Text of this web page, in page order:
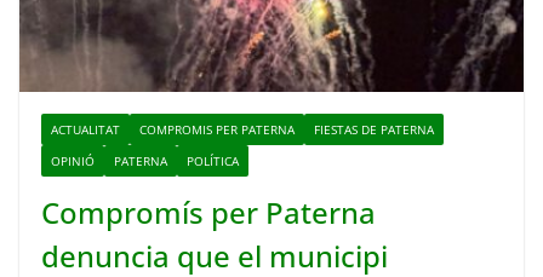
ACTUALITAT COMPROMIS PER PATERNA
FIESTAS DE PATERNA
OPINIÓ
PATERNA POLÍTICA
Compromís per Paterna
denuncia que el municipi